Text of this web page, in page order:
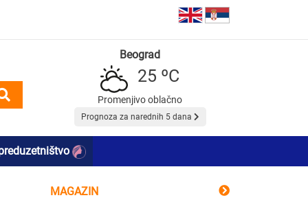
Beograd
25 ºC
Promenjivo oblačno
Prognoza za narednih 5 dana
MAGAZIN